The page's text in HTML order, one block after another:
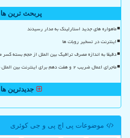
پربحث ترین ها
ماهواره های جدید استارلینک به مدار رسیدند
اینترنت در تسخیر روبات ها
دقیقا به اندازه مصرف ترافیک بین الملل از حجم بسته
ماجرای اعمال ضریب ۲ و هفت دهم برای اینترنت بین الملل چیست؟
جدیدترین ها
موضوعات پی اچ پی و جی كوئری